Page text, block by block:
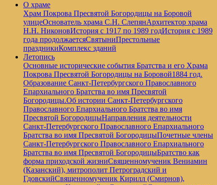
О храме
Храм Покрова Пресвятой Богородицы на Боровой
улицеОснователь храма С.Н. СлепянАрхитектор храма
Н.Н. НиконовИстория с 1917 по 1989 годИстория с 1989
года продолжаетсяСвятыниПрестольные
праздникиКомплекс зданий
Летопись
Основные исторические события Братства и его Храма
Покрова Пресвятой Богородицы на Боровой1884 год.
Образование Санкт-Петербургского Православного
Епархиального Братства во имя Пресвятой
Богородицы.Об истории Санкт-Петербургского
Православного Епархиального Братства во имя
Пресвятой БогородицыНаправления деятельности
Санкт-Петербургского Православного Епархиального
Братства во имя Пресвятой БогородицыПочетные члены
Санкт-Петербургского Православного Епархиального
Братства во имя Пресвятой БогородицыБратство как
форма приходской жизниСвященномученик Вениамин
(Казанский), митрополит Петроградский и
ГдовскийСвященномученик Кирилл (Смирнов),